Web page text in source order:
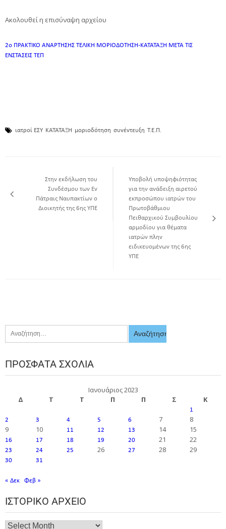
Ακολουθεί η επισύναψη αρχείου
2ο ΠΡΑΚΤΙΚΟ ΑΝΑΡΤΗΣΗΣ ΤΕΛΙΚΗ ΜΟΡΙΟΔΟΤΗΣΗ-ΚΑΤΑΤΑΞΗ ΜΕΤΑ ΤΙΣ
ΕΝΣΤΑΣΕΙΣ ΤΕΠ
ιατροί ΕΣΥ ΚΑΤΑΤΑΞΗ μοριοδότηση συνέντευξη Τ.Ε.Π.
Στην εκδήλωση του
Συνδέσμου των Εν
Πάτραις Ναυπακτίων o
Διοικητής της 6ης ΥΠΕ
Υποβολή υποψηφιότητας
για την ανάδειξη αιρετού
εκπροσώπου ιατρών του
Πρωτοβάθμιου
Πειθαρχικού Συμβουλίου
αρμοδίου για θέματα
ιατρών πλην
ειδικευομένων της 6ης
ΥΠΕ
ΠΡΌΣΦΑΤΑ ΣΧΌΛΙΑ
Ιανουάριος 2023
Δ
Τ Τ Π Π Σ Κ
1
2
3 4 5 6 7
8
9
10 11 12 13 14 15
16 17 18 19 20 21 22
23 24 25 26 27 28 29
30 31
« Δεκ Φεβ »
ΙΣΤΟΡΙΚΌ ΑΡΧΕΊΟ